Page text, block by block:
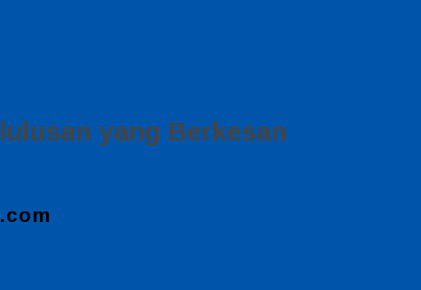
yang Berkesan